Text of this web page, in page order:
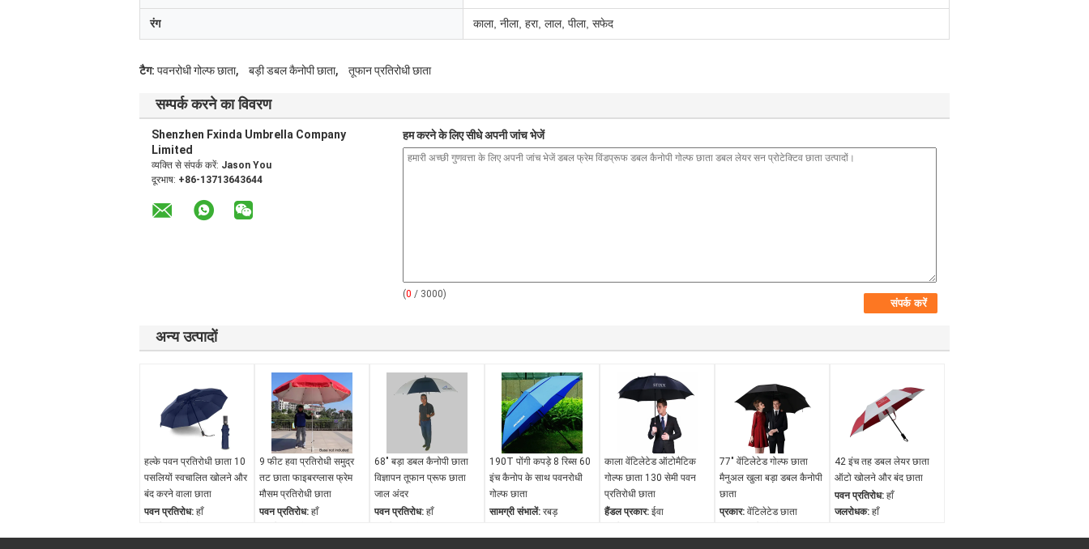
रंग काला, नीला, हरा, लाल, पीला, सफेद
टैग: पवनरोधी गोल्फ छाता, बड़ी डबल कैनोपी छाता, तूफान प्रतिरोधी छाता
सम्पर्क करने का विवरण
Shenzhen Fxinda Umbrella Company
Limited
व्यक्ति से संपर्क करें: Jason You
दूरभाष: +86-13713643644
हम करने के लिए सीधे अपनी जांच भेजें
(0 / 3000)
अन्य उत्पादों
हल्के पवन प्रतिरोधी छाता 10
पसलियों स्वचालित खोलने और
बंद करने वाला छाता
पवन प्रतिरोध: हाँ
9 फीट हवा प्रतिरोधी समुद्र
तट छाता फाइबरग्लास फ्रेम
मौसम प्रतिरोधी छाता
पवन प्रतिरोध: हाँ
68" बड़ा डबल कैनोपी छाता
विज्ञापन तूफान प्रूफ छाता
जाल अंदर
पवन प्रतिरोध: हाँ
190T पोंगी कपड़े 8 रिब्स 60
इंच कैनोप के साथ पवनरोधी
गोल्फ छाता
सामग्री संभालें: रबड़
काला वेंटिलेटेड ऑटोमैटिक
गोल्फ छाता 130 सेमी पवन
प्रतिरोधी छाता
हैंडल प्रकार: ईवा
77" वेंटिलेटेड गोल्फ छाता
मैनुअल खुला बड़ा डबल कैनोपी
छाता
प्रकार: वेंटिलेटेड छाता
42 इंच तह डबल लेयर छाता
ऑटो खोलने और बंद छाता
पवन प्रतिरोध: हाँ
जलरोधक: हाँ